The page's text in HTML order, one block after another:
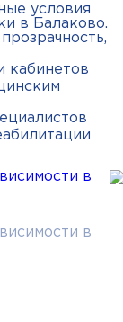
условия
в Балаково.
кабинетов